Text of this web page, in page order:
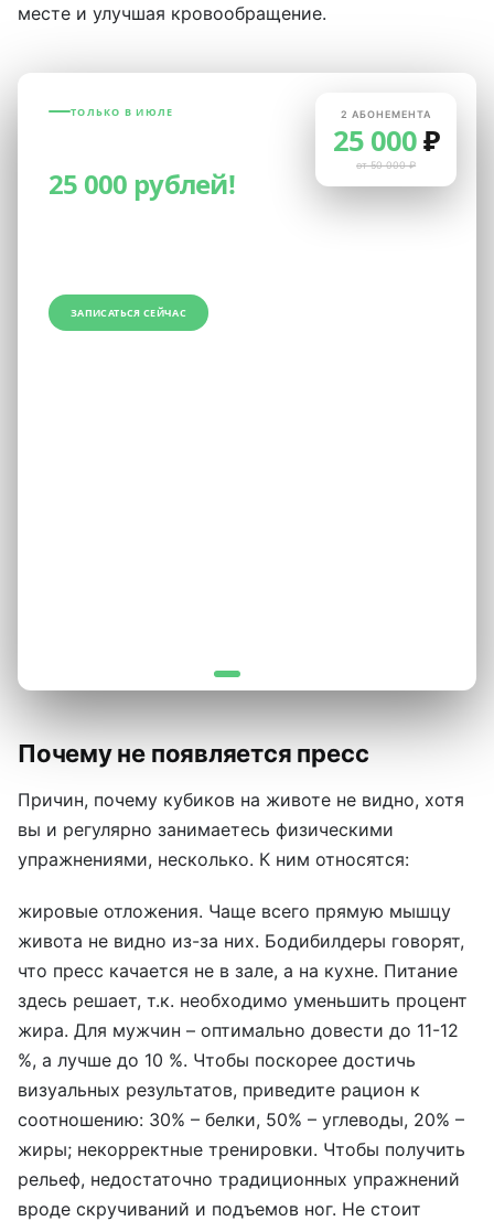
месте и улучшая кровообращение.
ТОЛЬКО В ИЮЛЕ
25 000 рублей!
ЗАПИСАТЬСЯ СЕЙЧАС
2 АБОНЕМЕНТА
25 000₽
от 50 000 ₽
Почему не появляется пресс
Причин, почему кубиков на животе не видно, хотя
вы и регулярно занимаетесь физическими
упражнениями, несколько. К ним относятся:
жировые отложения. Чаще всего прямую мышцу
живота не видно из-за них. Бодибилдеры говорят,
что пресс качается не в зале, а на кухне. Питание
здесь решает, т.к. необходимо уменьшить процент
жира. Для мужчин – оптимально довести до 11-12
%, а лучше до 10 %. Чтобы поскорее достичь
визуальных результатов, приведите рацион к
соотношению: 30% – белки, 50% – углеводы, 20% –
жиры; некорректные тренировки. Чтобы получить
рельеф, недостаточно традиционных упражнений
вроде скручиваний и подъемов ног. Не стоит